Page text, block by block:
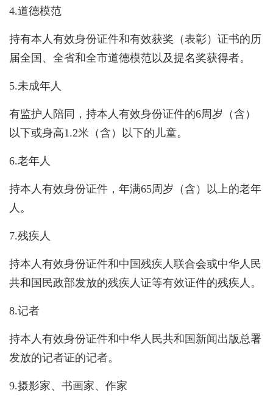
4.道德模范
持有本人有效身份证件和有效获奖（表彰）证书的历
届全国、全省和全市道德模范以及提名奖获得者。
5.未成年人
有监护人陪同，持本人有效身份证件的6周岁（含）
以下或身高1.2米（含）以下的儿童。
6.老年人
持本人有效身份证件，年满65周岁（含）以上的老年
人。
7.残疾人
持本人有效身份证件和中国残疾人联合会或中华人民
共和国民政部发放的残疾人证等有效证件的残疾人。
8.记者
持本人有效身份证件和中华人民共和国新闻出版总署
发放的记者证的记者。
9.摄影家、书画家、作家